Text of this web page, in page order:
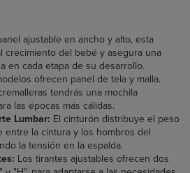
ajustable en ancho y alto, esta
crecimiento del bebé y asegura una
en cada etapa de su desarrollo.
ofrecen panel de tela y malla.
tendrás una mochila
las épocas más cálidas.
Lumbar: El cinturón distribuye el peso
entre la cintura y los hombros del
la tensión en la espalda.
Los tirantes ajustables ofrecen dos